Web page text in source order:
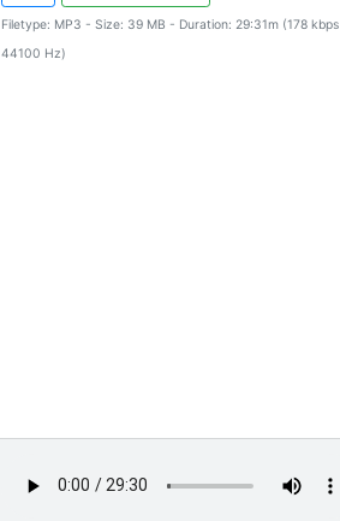
Filetype: MP3 - Size: 39 MB - Duration: 29:31m (178 kbps
44100 Hz)